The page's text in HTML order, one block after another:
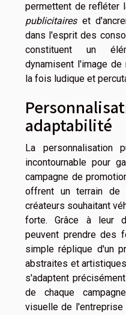
permettent de refléter
publicitaireset
dans l'esprit des
constituent un
dynamisent l'image de
la fois ludique et
adaptabilité
La personnalisation
incontournable pour
campagne de
offrent un terrain de
créateurs souhaitant
forte. Grâce à leur
peuvent prendre des
simple réplique d'un
abstraites et
s'adaptent
de chaque
visuelle de l'entreprise